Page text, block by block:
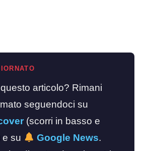
articolo? Rimani
seguendoci su
(scorri in basso e
e su
Google News.